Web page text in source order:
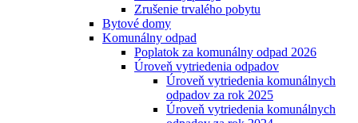
Zrušenie trvalého pobytu
Bytové domy
Komunálny odpad
Poplatok za komunálny odpad 2026
Úroveň vytriedenia odpadov
Úroveň vytriedenia komunálnych
odpadov za rok 2025
Úroveň vytriedenia komunálnych